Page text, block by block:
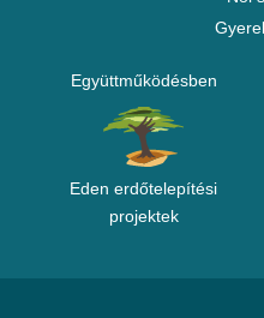
Együttműködésben
Eden erdőtelepítési
projektek